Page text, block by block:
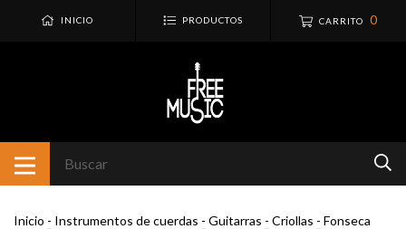
INICIO PRODUCTOS CARRITO 0
Inicio - Instrumentos de cuerdas - Guitarras - Criollas - Fonseca